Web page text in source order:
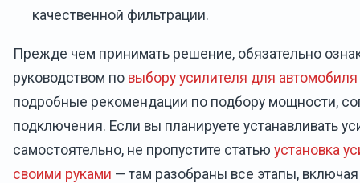
качественной фильтрации.
Прежде чем принимать решение, обязательно
руководством по выбору усилителя для автомобиля
подробные рекомендации по подбору мощности,
подключения. Если вы планируете устанавливать
самостоятельно, не пропустите статью установка
своими руками — там разобраны все этапы,